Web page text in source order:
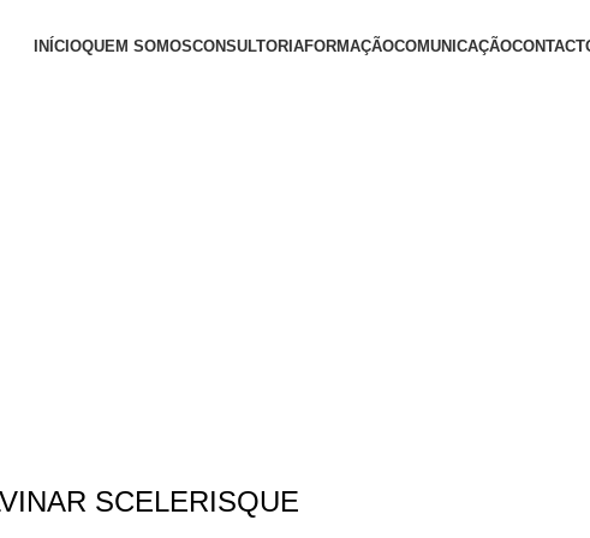
INÍCIOQUEM SOMOSCONSULTORIAFORMAÇÃOCOMUNICAÇÃO
SCELERISQUE